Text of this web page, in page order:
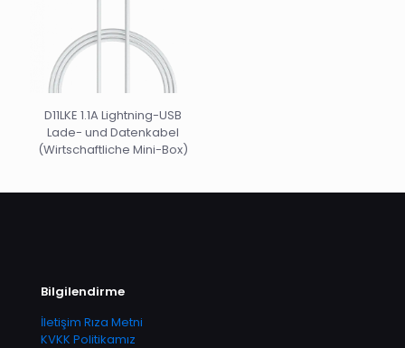
D11LKE 1.1A Lightning-USB
Lade- und Datenkabel
(Wirtschaftliche Mini-Box)
Bilgilendirme
İletişim Rıza Metni
KVKK Politikamız